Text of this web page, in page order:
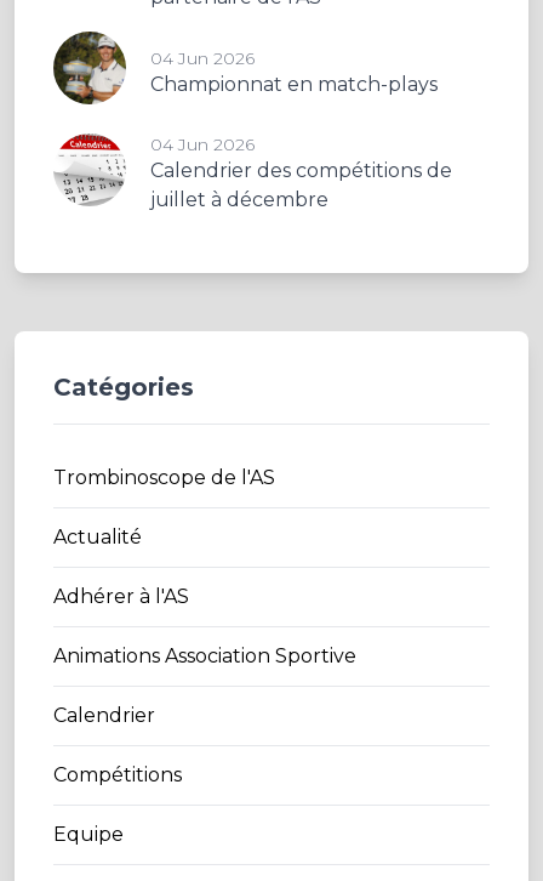
04 Jun 2026
Championnat en match-plays
04 Jun 2026
Calendrier des compétitions de
juillet à décembre
Catégories
Trombinoscope de l'AS
Actualité
Adhérer à l'AS
Animations Association Sportive
Calendrier
Compétitions
Equipe